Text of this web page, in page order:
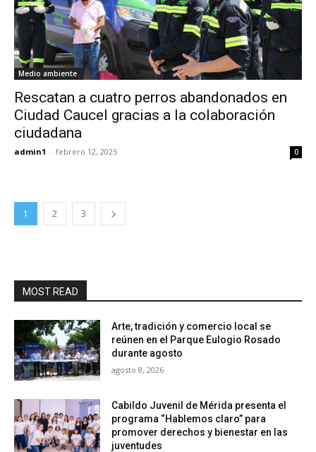
Medio ambiente
Rescatan a cuatro perros abandonados en
Ciudad Caucel gracias a la colaboración
ciudadana
admin1 - febrero 12, 2025 0
1 2 3
MOST READ
Arte, tradición y comercio local se
reúnen en el Parque Eulogio Rosado
durante agosto
agosto 8, 2026
Cabildo Juvenil de Mérida presenta el
programa “Hablemos claro” para
promover derechos y bienestar en las
juventudes